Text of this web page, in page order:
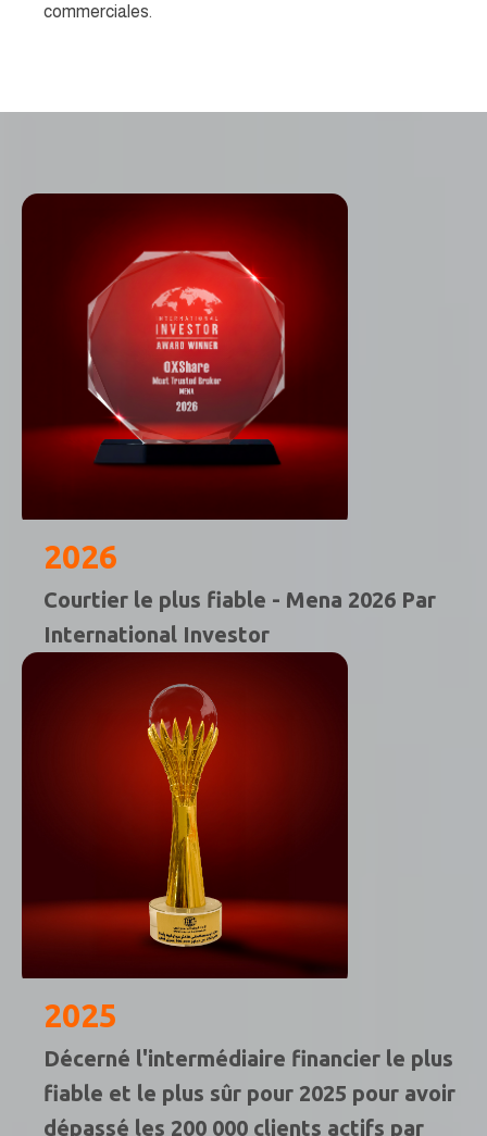
commerciales.
2026
Courtier le plus fiable - Mena 2026 Par
International Investor
2025
Décerné l'intermédiaire financier le plus
fiable et le plus sûr pour 2025 pour avoir
dépassé les 200 000 clients actifs par